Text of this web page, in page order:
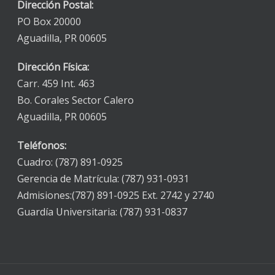
Dirección Postal:
PO Box 20000
Aguadilla, PR 00605
Dirección Física:
Carr. 459 Int. 463
Bo. Corales Sector Calero
Aguadilla, PR 00605
Teléfonos:
Cuadro: (787) 891-0925
Gerencia de Matrícula: (787) 931-0931
Admisiones:(787) 891-0925 Ext. 2742 y 2740
Guardía Universitaria: (787) 931-0837